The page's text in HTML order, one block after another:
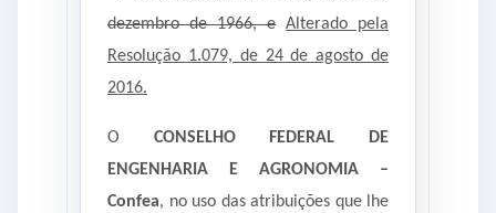
dezembro de 1966, e Alterado pela
Resolução 1.079, de 24 de agosto de
2016.
O CONSELHO FEDERAL DE
ENGENHARIA E AGRONOMIA –
Confea, no uso das atribuições que lhe